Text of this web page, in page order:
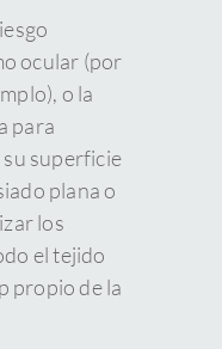
ocular (por
o la
para
superficie
plana o
los
el tejido
propio de la